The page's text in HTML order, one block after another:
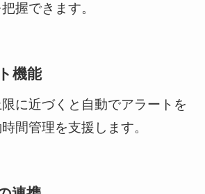
握できます。
機能
に近づくと自動でアラートを
間管理を支援します。